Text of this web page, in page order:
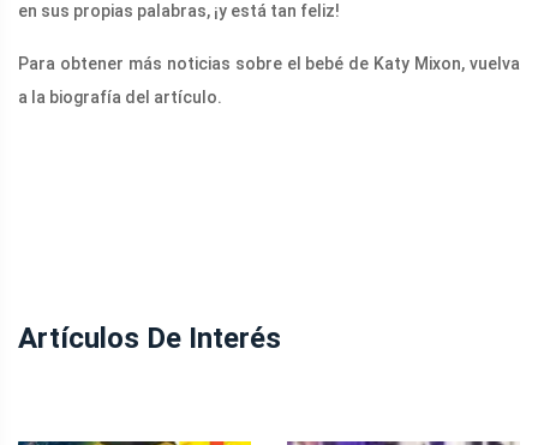
en sus propias palabras, ¡y está tan feliz!
Para obtener más noticias sobre el bebé de Katy Mixon, vuelva
a la biografía del artículo.
Artículos De Interés